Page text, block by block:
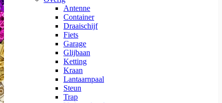
Antenne
Container
Draaischijf
Fiets
Garage
Glijbaan
Ketting
Kraan
Lantaarnpaal
Steun
Trap